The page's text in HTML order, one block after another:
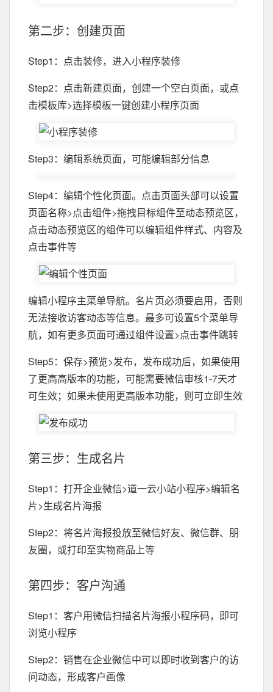
第二步：创建页面
Step1：点击装修，进入小程序装修
Step2：点击新建页面，创建一个空白页面，或点
击模板库>选择模板一键创建小程序页面
Step3：编辑系统页面，可能编辑部分信息
Step4：编辑个性化页面。点击页面头部可以设置
页面名称>点击组件>拖拽目标组件至动态预览区，
点击动态预览区的组件可以编辑组件样式、内容及
点击事件等
编辑小程序主菜单导航。名片页必须要启用，否则
无法接收访客动态等信息。最多可设置5个菜单导
航，如有更多页面可通过组件设置>点击事件跳转
Step5：保存>预览>发布，发布成功后，如果使用
了更高高版本的功能，可能需要微信审核1-7天才
可生效；如果未使用更高版本功能，则可立即生效
第三步：生成名片
Step1：打开企业微信>道一云小站小程序>编辑名
片>生成名片海报
Step2：将名片海报投放至微信好友、微信群、朋
友圈，或打印至实物商品上等
第四步：客户沟通
Step1：客户用微信扫描名片海报小程序码，即可
浏览小程序
Step2：销售在企业微信中可以即时收到客户的访
问动态，形成客户画像